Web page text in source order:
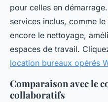
pour celles en
services inclus, comme
encore le nettoyage,
espaces de travail.
location bureaux opérés
Comparaison avec le
collaboratifs